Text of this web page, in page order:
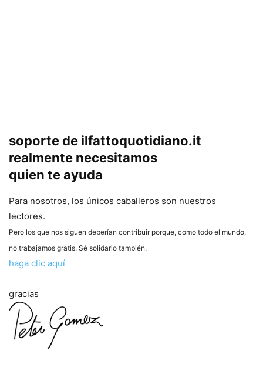
soporte de ilfattoquotidiano.it
realmente necesitamos
quien te ayuda
Para nosotros, los únicos caballeros son nuestros
lectores.
Pero los que nos siguen deberían contribuir porque, como todo el mundo,
no trabajamos gratis. Sé solidario también.
haga clic aquí
gracias